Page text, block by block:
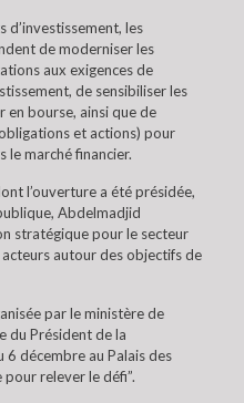
d’investissement, les
de moderniser les
aux exigences de
de sensibiliser les
en bourse, ainsi que de
et actions) pour
le marché financier.
l’ouverture a été présidée,
Abdelmadjid
stratégique pour le secteur
autour des objectifs de
par le ministère de
du Président de la
6 décembre au Palais des
pour relever le défi”.